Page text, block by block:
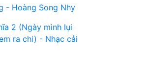
- Hoàng Song Nhy
2 (Ngày mình lụi
ra chi) - Nhạc cải